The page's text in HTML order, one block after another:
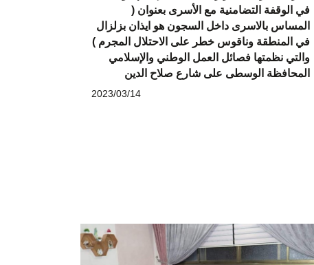
في الوقفة التضامنية مع الأسرى بعنوان (
المساس بالاسرى داخل السجون هو ايذان بزلزال
في المنطقة وناقوس خطر على الاحتلال المجرم )
والتي نظمتها فصائل العمل الوطني والإسلامي
المحافظة الوسطى على شارع صلاح الدين